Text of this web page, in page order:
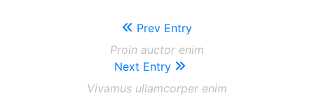
Prev Entry
Proin auctor enim
Next Entry
Vivamus ullamcorper enim